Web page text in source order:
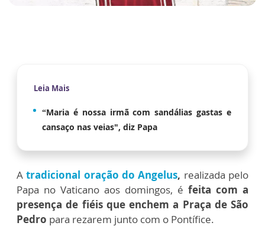
Leia Mais
“Maria é nossa irmã com sandálias gastas e
cansaço nas veias", diz Papa
Atradicional oração do Angelus, realizada pelo
Papa no Vaticano aos domingos, é feita com a
presença de fiéis que enchem a Praça de São
Pedro para rezarem junto com o Pontífice.